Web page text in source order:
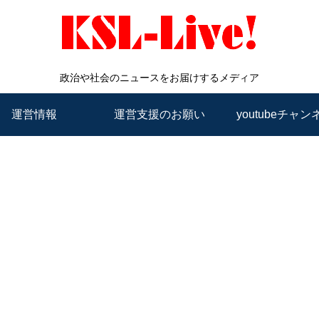
政治や社会のニュースをお届けするメディア
運営情報 運営支援のお願い youtubeチャン